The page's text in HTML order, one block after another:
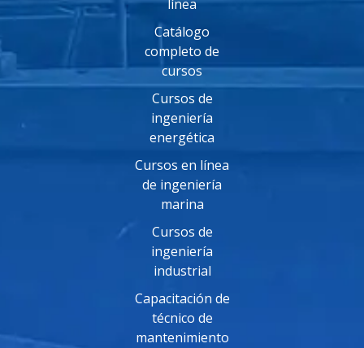
línea
Catálogo
completo de
cursos
Cursos de
ingeniería
energética
Cursos en línea
de ingeniería
marina
Cursos de
ingeniería
industrial
Capacitación de
técnico de
mantenimiento